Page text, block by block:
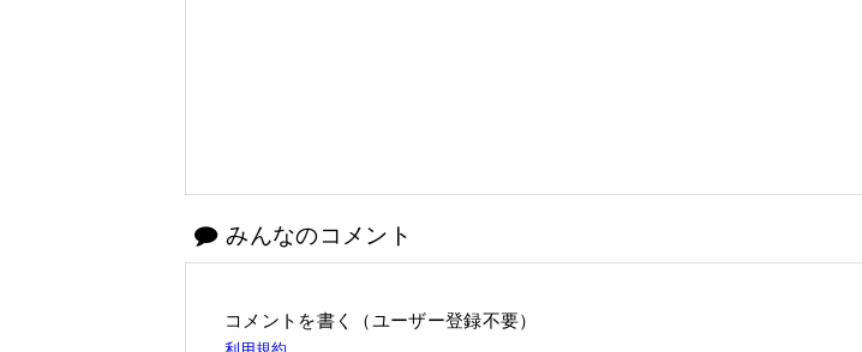
みんなのコメント
コメントを書く（ユーザー登録不要）